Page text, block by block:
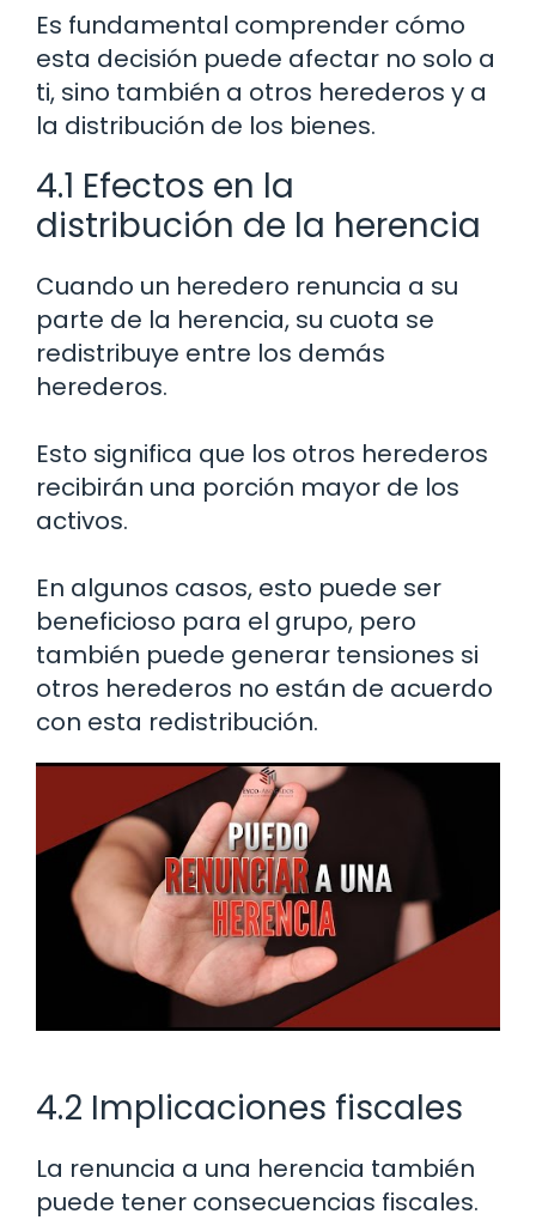
Es fundamental comprender cómo
esta decisión puede afectar no solo a
ti, sino también a otros herederos y a
la distribución de los bienes.
4.1 Efectos en la
distribución de la herencia
Cuando un heredero renuncia a su
parte de la herencia, su cuota se
redistribuye entre los demás
herederos.
Esto significa que los otros herederos
recibirán una porción mayor de los
activos.
En algunos casos, esto puede ser
beneficioso para el grupo, pero
también puede generar tensiones si
otros herederos no están de acuerdo
con esta redistribución.
4.2 Implicaciones fiscales
La renuncia a una herencia también
puede tener consecuencias fiscales.